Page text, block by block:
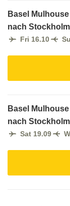
Basel Mulhouse
nach Stockholm
Fri 16.10
Basel Mulhouse
nach Stockholm
Sat 19.09